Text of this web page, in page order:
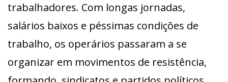
trabalhadores. Com longas jornadas,
salários baixos e péssimas condições de
trabalho, os operários passaram a se
organizar em movimentos de resistência,